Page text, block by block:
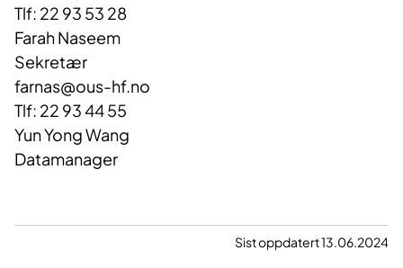
Tlf: 22 93 53 28
Farah Naseem
Sekretær
farnas@ous-hf.no
Tlf: 22 93 44 55
Yun Yong Wang
Datamanager
Sist oppdatert 13.06.2024